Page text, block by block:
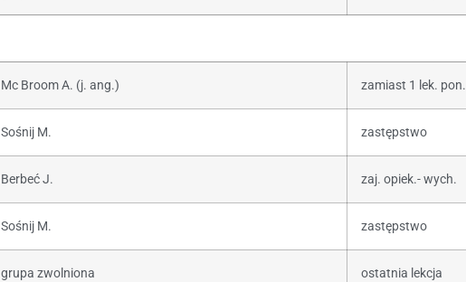
Mc Broom A. (j. ang.) zamiast 1 lek. pon.
Sośnij M. zastępstwo
Berbeć J. zaj. opiek.- wych.
Sośnij M. zastępstwo
grupa zwolniona ostatnia lekcja